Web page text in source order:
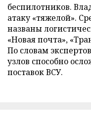
беспилотников.
атаку «тяжелой».
названы
«Новая почта»,
По словам
узлов способно
поставок ВСУ.